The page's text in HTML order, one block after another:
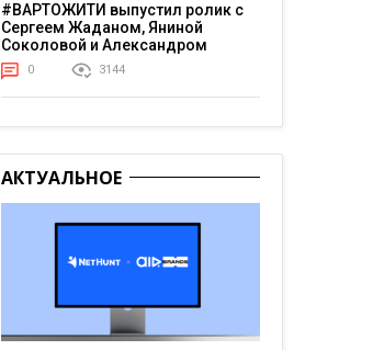
#ВАРТОЖИТИ выпустил ролик с
Сергеем Жаданом, Яниной
Соколовой и Александром
Тереном о жизни в постоянном
напряжении
0 3144
АКТУАЛЬНОЕ